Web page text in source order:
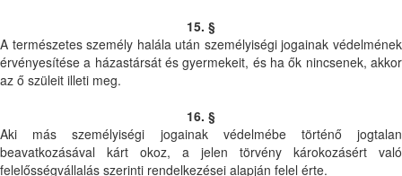
15. §
A természetes személy halála után személyiségi jogainak védelmének
érvényesítése a házastársát és gyermekeit, és ha ők nincsenek, akkor
az ő szüleit illeti meg.
16. §
Aki más személyiségi jogainak védelmébe történő jogtalan
beavatkozásával kárt okoz, a jelen törvény károkozásért való
felelősségvállalás szerinti rendelkezései alapján felel érte.